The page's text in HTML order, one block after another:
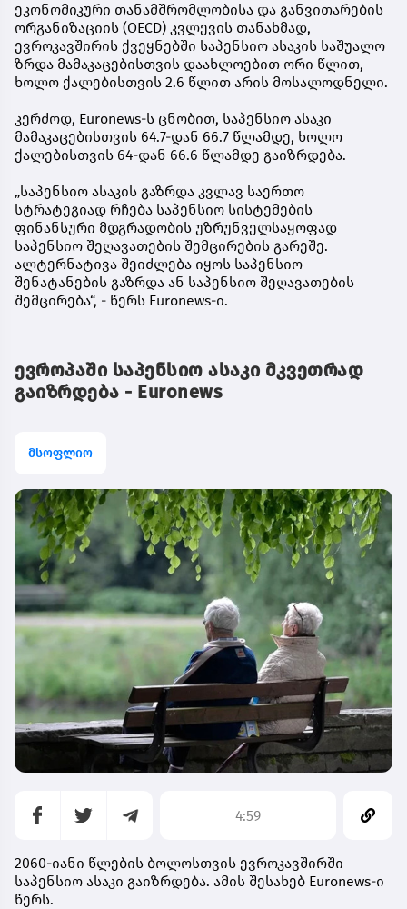
ეკონომიკური თანამშრომლობისა და განვითარების
ორგანიზაციის (OECD) კვლევის თანახმად,
ევროკავშირის ქვეყნებში საპენსიო ასაკის საშუალო
ზრდა მამაკაცებისთვის დაახლოებით ორი წლით,
ხოლო ქალებისთვის 2.6 წლით არის მოსალოდნელი.
კერძოდ, Euronews-ს ცნობით, საპენსიო ასაკი
მამაკაცებისთვის 64.7-დან 66.7 წლამდე, ხოლო
ქალებისთვის 64-დან 66.6 წლამდე გაიზრდება.
„საპენსიო ასაკის გაზრდა კვლავ საერთო
სტრატეგიად რჩება საპენსიო სისტემების
ფინანსური მდგრადობის უზრუნველსაყოფად
საპენსიო შეღავათების შემცირების გარეშე.
ალტერნატივა შეიძლება იყოს საპენსიო
შენატანების გაზრდა ან საპენსიო შეღავათების
შემცირება“, - წერს Euronews-ი.
ევროპაში საპენსიო ასაკი მკვეთრად
გაიზრდება - Euronews
მსოფლიო
4:59
2060-იანი წლების ბოლოსთვის ევროკავშირში
საპენსიო ასაკი გაიზრდება. ამის შესახებ Euronews-ი
წერს.